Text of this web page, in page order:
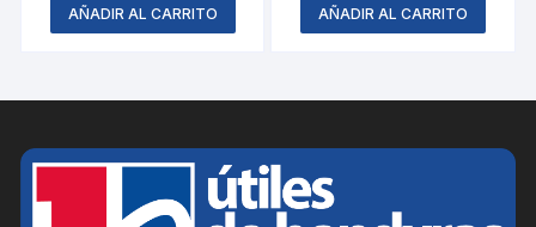
AÑADIR AL CARRITO AÑADIR AL CARRITO